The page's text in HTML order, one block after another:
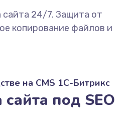
24/7. Защита от
копирование файлов и
на CMS 1С-Битрикс
под SEO